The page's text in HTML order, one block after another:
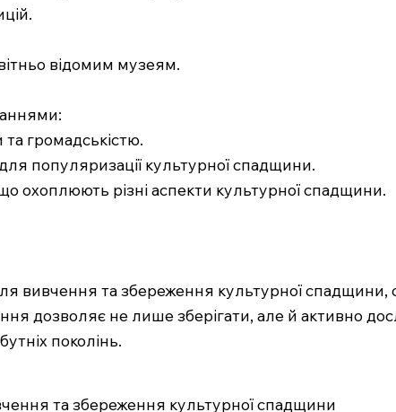
відомим музеям.
громадськістю.
популяризації культурної спадщини.
охоплюють різні аспекти культурної спадщини.
вивчення та збереження культурної
дозволяє не лише зберігати, але й активно
поколінь.
та збереження культурної спадщини